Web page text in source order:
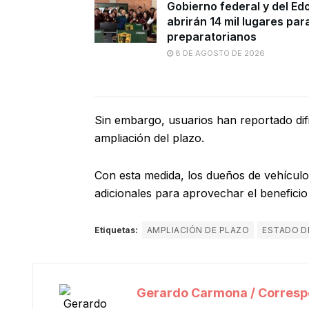
Gobierno federal y del
abrirán 14 mil lugares
preparatorianos
8 DE AGOSTO DE 2026
Sin embargo, usuarios han reportado
ampliación del plazo.
Con esta medida, los dueños de
adicionales para aprovechar el
Etiquetas: AMPLIACIÓN DE PLAZO ESTADO
Gerardo Carmona /